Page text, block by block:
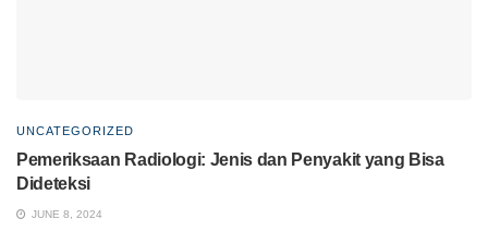
UNCATEGORIZED
Pemeriksaan Radiologi: Jenis dan Penyakit yang Bisa
Dideteksi
JUNE 8, 2024